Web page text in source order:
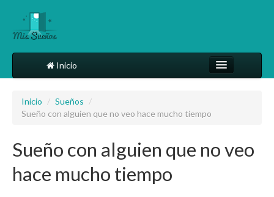
Inicio
Diccionario
Inicio / Sueños /
Sueño con alguien que no veo hace mucho tiempo
Sueño con alguien que no veo
hace mucho tiempo